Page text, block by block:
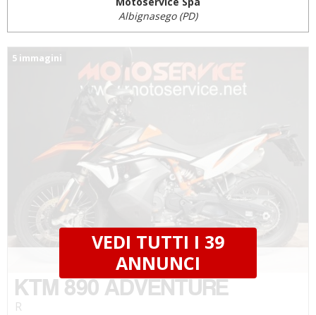
Albignasego (PD)
5 immagini
KTM 890 ADVENTURE
R
€ 8.790 €
VEDI TUTTI I 39
ANNUNCI